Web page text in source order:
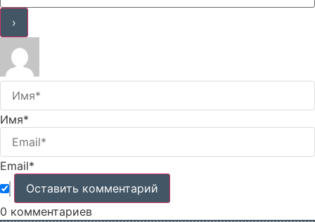
Имя*
Email*
0 комментариев